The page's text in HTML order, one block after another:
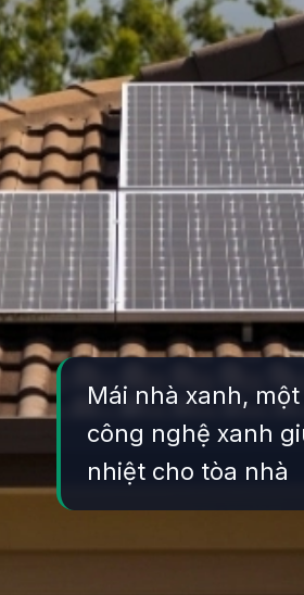
Mái nhà xanh,
công nghệ xanh
nhiệt cho tòa nhà